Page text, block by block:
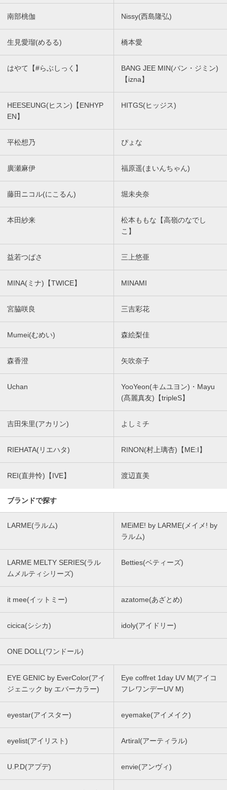
南部桃伽 Nissy(西島隆弘)
生見愛瑠(めるる) 橋本愛
はやて【#らぶしっく】
BANG JEE MIN(バン・ジミン)
【izna】
HEESEUNG(ヒスン)【ENHYP
EN】
HITGS(ヒッジス)
平松想乃 ぴょな
廣瀬麻伊 福原遥(まいんちゃん)
藤田ニコル(にこるん) 堀未央奈
本田紗来
松本ももな【高嶺のなでし
こ】
益若つばさ 三上悠亜
MINA(ミナ)【TWICE】 MINAMI
宮脇咲良 三吉彩花
Mumei(むめい) 森絵梨佳
森香澄 矢吹奈子
Uchan
YooYeon(キムユヨン)・Mayu
(髙麗真友)【tripleS】
吉田朱里(アカリン) よしミチ
RIEHATA(リエハタ) RINON(村上璃杏)【ME:I】
REI(直井怜)【IVE】 渡辺直美
ブランドで探す
LARME(ラルム)
MEiME! by LARME(メイメ! by
ラルム)
LARME MELTY SERIES(ラル
ムメルティシリーズ)
Betties(ベティーズ)
it mee(イットミー) azatome(あざとめ)
cicica(シシカ) idoly(アイドリー)
ONE DOLL(ワンドール)
EYE GENIC by EverColor(アイ
ジェニック by エバーカラー)
Eye coffret 1day UV M(アイコ
フレワンデーUV M)
eyestar(アイスター) eyemake(アイメイク)
eyelist(アイリスト) Artiral(アーティラル)
U.P.D(アプデ) envie(アンヴィ)